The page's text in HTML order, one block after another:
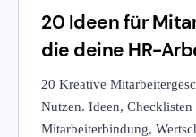
20 Ideen für
die deine HR-
20 Kreative
Nutzen. Ideen,
Mitarbeiterbindung,